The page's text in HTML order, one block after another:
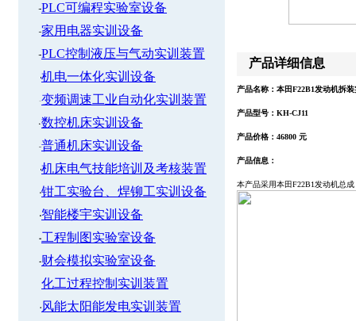
PLC可编程实验室设备
家用电器实训设备
PLC控制液压与气动实训装置
机电一体化实训设备
变频调速工业自动化实训装置
数控机床实训设备
普通机床实训设备
机床电气技能培训及考核装置
钳工实验台、焊铆工实训设备
智能楼宇实训设备
工程制图实验室设备
财会模拟实验室设备
化工过程控制实训装置
风能太阳能发电实训装置
产品详细信息
产品名称：本田F22B1发动机拆
产品型号：KH-CJ11
产品价格：46800 元
产品信息：
本产品采用本田F22B1发动机总成